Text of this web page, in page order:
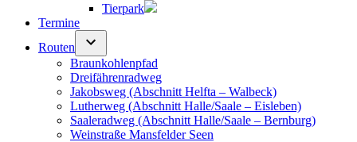
Tierpark
Termine
Routen
Braunkohlenpfad
Dreifährenradweg
Jakobsweg (Abschnitt Helfta – Walbeck)
Lutherweg (Abschnitt Halle/Saale – Eisleben)
Saaleradweg (Abschnitt Halle/Saale – Bernburg)
Weinstraße Mansfelder Seen